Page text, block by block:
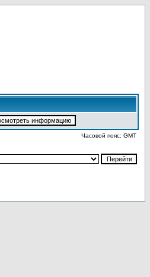
Часовой пояс: GMT